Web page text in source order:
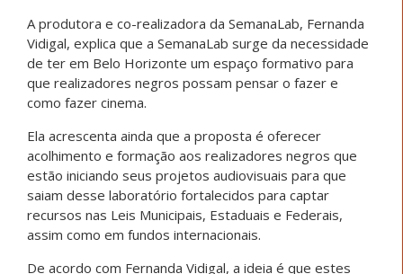
A produtora e co-realizadora da SemanaLab, Fernanda
Vidigal, explica que a SemanaLab surge da necessidade
de ter em Belo Horizonte um espaço formativo para
que realizadores negros possam pensar o fazer e
como fazer cinema.
Ela acrescenta ainda que a proposta é oferecer
acolhimento e formação aos realizadores negros que
estão iniciando seus projetos audiovisuais para que
saiam desse laboratório fortalecidos para captar
recursos nas Leis Municipais, Estaduais e Federais,
assim como em fundos internacionais.
De acordo com Fernanda Vidigal, a ideia é que estes